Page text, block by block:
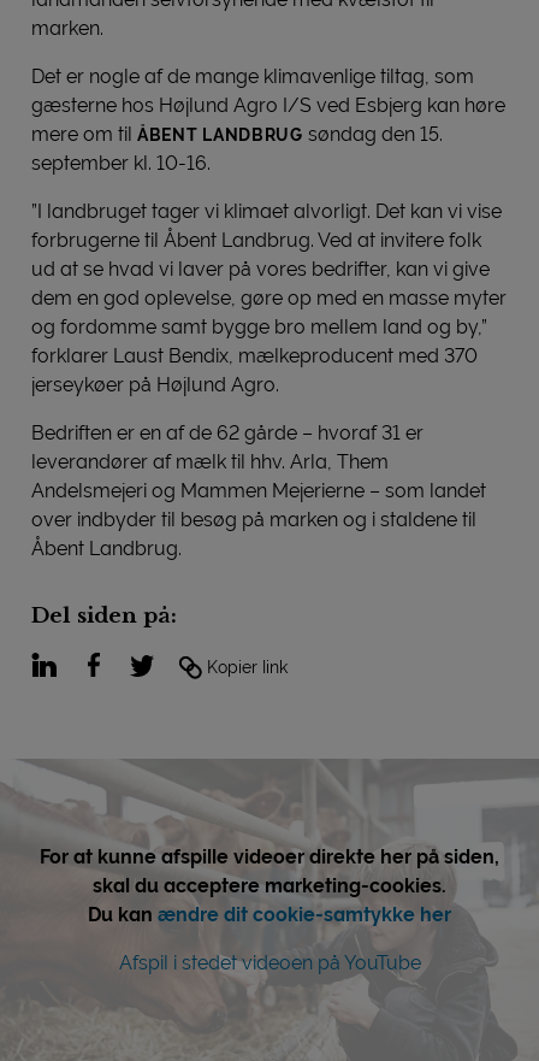
marken.
Det er nogle af de mange klimavenlige tiltag, som
gæsterne hos Højlund Agro I/S ved Esbjerg kan høre
mere om til ÅBENT LANDBRUG søndag den 15.
september kl. 10-16.
”I landbruget tager vi klimaet alvorligt. Det kan vi vise
forbrugerne til Åbent Landbrug. Ved at invitere folk
ud at se hvad vi laver på vores bedrifter, kan vi give
dem en god oplevelse, gøre op med en masse myter
og fordomme samt bygge bro mellem land og by,”
forklarer Laust Bendix, mælkeproducent med 370
jerseykøer på Højlund Agro.
Bedriften er en af de 62 gårde – hvoraf 31 er
leverandører af mælk til hhv. Arla, Them
Andelsmejeri og Mammen Mejerierne – som landet
over indbyder til besøg på marken og i staldene til
Åbent Landbrug.
Del siden på:
LinkedInFacebook
TwitterKopier link
For at kunne afspille videoer direkte her på siden,
skal du acceptere marketing-cookies.
Du kan ændre dit cookie-samtykke her
Afspil i stedet videoen på YouTube